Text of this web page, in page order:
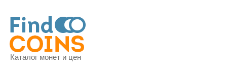
Каталог монет и цен